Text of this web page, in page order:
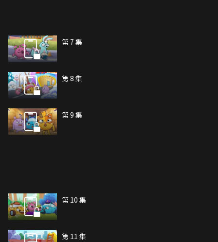
第 7 集
第 8 集
第 9 集
第 10 集
第 11 集